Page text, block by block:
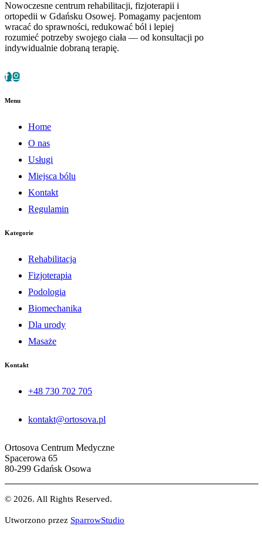
Nowoczesne centrum rehabilitacji, fizjoterapii i
ortopedii w Gdańsku Osowej. Pomagamy pacjentom
wracać do sprawności, redukować ból i lepiej
rozumieć potrzeby swojego ciała — od konsultacji po
indywidualnie dobraną terapię.
Menu
Home
O nas
Usługi
Miejsca bólu
Kontakt
Regulamin
Kategorie
Rehabilitacja
Fizjoterapia
Podologia
Biomechanika
Dla urody
Masaże
Kontakt
+48 730 702 705
kontakt@ortosova.pl
Ortosova Centrum Medyczne
Spacerowa 65
80-299 Gdańsk Osowa
© 2026. All Rights Reserved.
Utworzono przez SparrowStudio